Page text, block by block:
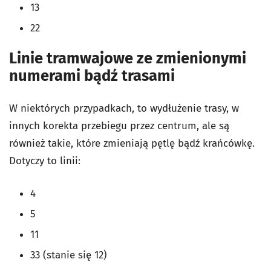
13
22
Linie tramwajowe ze zmienionymi
numerami bądź trasami
W niektórych przypadkach, to wydłużenie trasy, w
innych korekta przebiegu przez centrum, ale są
również takie, które zmieniają pętlę bądź krańcówkę.
Dotyczy to linii:
4
5
11
33 (stanie się 12)